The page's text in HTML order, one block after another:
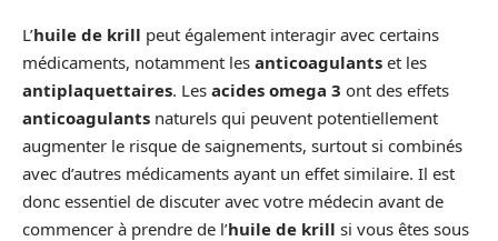
L’huile de krill peut également interagir avec certains
médicaments, notamment les anticoagulants et les
antiplaquettaires. Les acides omega 3 ont des effets
anticoagulants naturels qui peuvent potentiellement
augmenter le risque de saignements, surtout si combinés
avec d’autres médicaments ayant un effet similaire. Il est
donc essentiel de discuter avec votre médecin avant de
commencer à prendre de l’huile de krill si vous êtes sous